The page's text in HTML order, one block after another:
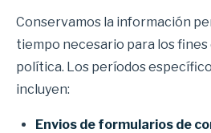
Conservamos la información
tiempo necesario para los
política. Los períodos
incluyen:
Envios de formularios de